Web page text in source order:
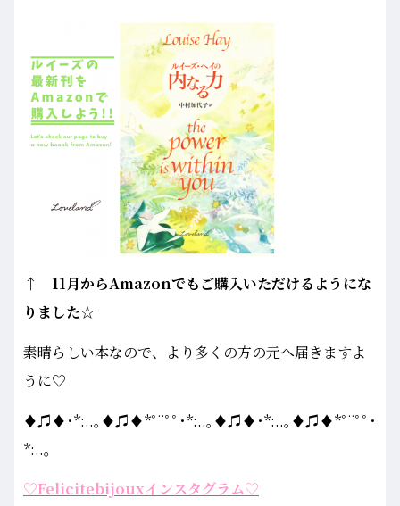
↑ 11月からAmazonでもご購入いただけるようにな
りました☆
素晴らしい本なので、より多くの方の元へ届きますよ
うに♡
♦♫♦･*:..｡♦♫♦*ﾟ¨ﾟﾟ･*:..｡♦♫♦･*:..｡♦♫♦*ﾟ¨ﾟﾟ･
*:..｡
♡Felicitebijouxインスタグラム♡